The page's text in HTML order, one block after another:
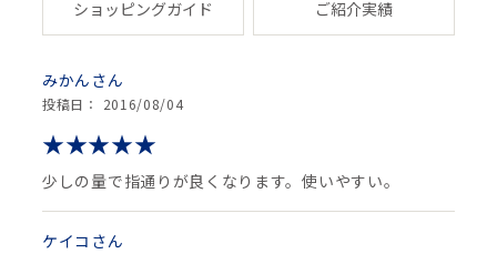
ショッピングガイド ご紹介実績
みかん
投稿日： 2016/08/04
少しの量で指通りが良くなります。使いやすい。
ケイコ